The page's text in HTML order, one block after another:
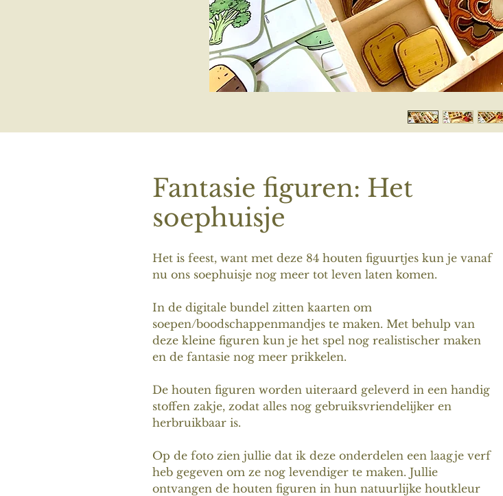
Fantasie figuren: Het
soephuisje
Het is feest, want met deze 84 houten figuurtjes kun je vanaf
nu ons soephuisje nog meer tot leven laten komen.
In de digitale bundel zitten kaarten om
soepen/boodschappenmandjes te maken. Met behulp van
deze kleine figuren kun je het spel nog realistischer maken
en de fantasie nog meer prikkelen.
De houten figuren worden uiteraard geleverd in een handig
stoffen zakje, zodat alles nog gebruiksvriendelijker en
herbruikbaar is.
Op de foto zien jullie dat ik deze onderdelen een laagje verf
heb gegeven om ze nog levendiger te maken. Jullie
ontvangen de houten figuren in hun natuurlijke houtkleur